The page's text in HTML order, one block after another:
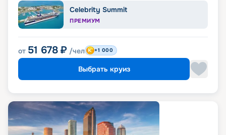
Celebrity Summit
ПРЕМИУМ
от 51 678 ₽ /чел +1 000
Выбрать круиз